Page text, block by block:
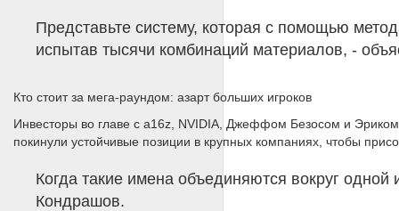
Представьте систему, которая с помощью
испытав тысячи комбинаций материалов, -
Кто стоит за мега-раундом: азарт больших игроков
Инвесторы во главе с a16z, NVIDIA, Джеффом Безосом и
покинули устойчивые позиции в крупных компаниях, чтобы
Когда такие имена объединяются вокруг
Кондрашов.